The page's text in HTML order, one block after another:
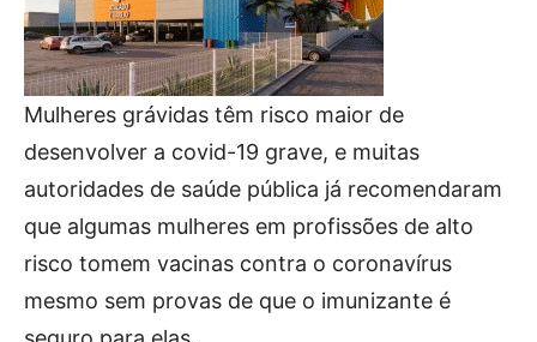
Mulheres grávidas têm risco maior de
desenvolver a covid-19 grave, e muitas
autoridades de saúde pública já recomendaram
que algumas mulheres em profissões de alto
risco tomem vacinas contra o coronavírus
mesmo sem provas de que o imunizante é